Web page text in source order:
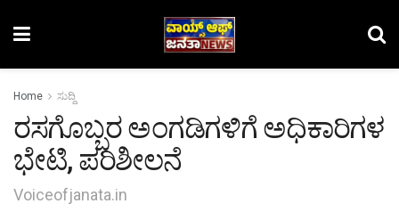
Home ಸುದ್ದಿ
ರಸಗೊಬ್ಬರ ಅಂಗಡಿಗಳಿಗೆ ಅಧಿಕಾರಿಗಳ
ಭೇಟಿ, ಪರಿಶೀಲನೆ
Voiceofjanata.in